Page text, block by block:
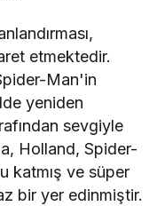
etmektedir.
Man'in
yeniden
sevgiyle
Holland, Spider-
katmış ve süper
bir yer edinmiştir.